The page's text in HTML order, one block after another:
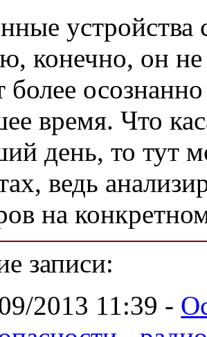
устройства
конечно, он не
более
время. Что
день, то тут
ведь
на
записи:
2013 11:39 -